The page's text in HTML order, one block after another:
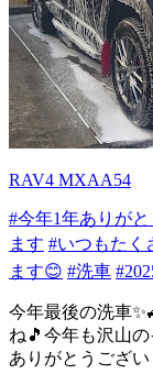
RAV4 MXAA54
#今年1年ありが
ます #いつもたく
ます😊 #洗車
今年最後の洗車
ね🎵今年も沢山
ありがとうござ